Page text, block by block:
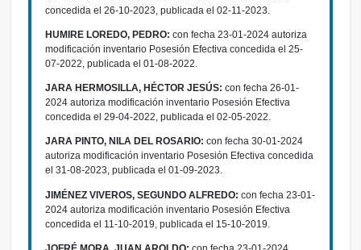
concedida el 26-10-2023, publicada el 02-11-2023.
HUMIRE LOREDO, PEDRO: con fecha 23-01-2024 autoriza
modificación inventario Posesión Efectiva concedida el 25-
07-2022, publicada el 01-08-2022.
JARA HERMOSILLA, HÉCTOR JESÚS: con fecha 26-01-
2024 autoriza modificación inventario Posesión Efectiva
concedida el 29-04-2022, publicada el 02-05-2022.
JARA PINTO, NILA DEL ROSARIO: con fecha 30-01-2024
autoriza modificación inventario Posesión Efectiva concedida
el 31-08-2023, publicada el 01-09-2023.
JIMÉNEZ VIVEROS, SEGUNDO ALFREDO: con fecha 23-01-
2024 autoriza modificación inventario Posesión Efectiva
concedida el 11-10-2019, publicada el 15-10-2019.